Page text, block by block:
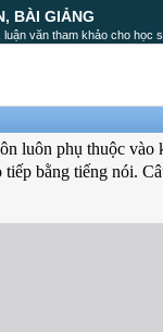
BÀI GIẢNG
văn tham khảo cho học
luôn phụ thuộc vào
bằng tiếng nói.